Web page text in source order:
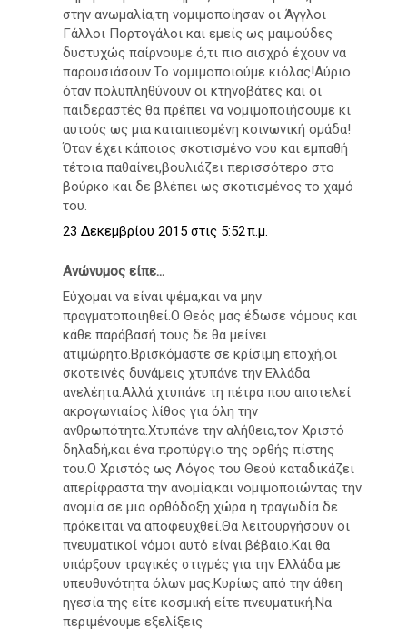
στην ανωμαλία,τη νομιμοποίησαν οι Άγγλοι
Γάλλοι Πορτογάλοι και εμείς ως μαιμούδες
δυστυχώς παίρνουμε ό,τι πιο αισχρό έχουν να
παρουσιάσουν.Το νομιμοποιούμε κιόλας!Αύριο
όταν πολυπληθύνουν οι κτηνοβάτες και οι
παιδεραστές θα πρέπει να νομιμοποιήσουμε κι
αυτούς ως μια καταπιεσμένη κοινωνική ομάδα!
Όταν έχει κάποιος σκοτισμένο νου και εμπαθή
τέτοια παθαίνει,βουλιάζει περισσότερο στο
βούρκο και δε βλέπει ως σκοτισμένος το χαμό
του.
23 Δεκεμβρίου 2015 στις 5:52 π.μ.
Ανώνυμος είπε...
Εύχομαι να είναι ψέμα,και να μην
πραγματοποιηθεί.Ο Θεός μας έδωσε νόμους και
κάθε παράβασή τους δε θα μείνει
ατιμώρητο.Βρισκόμαστε σε κρίσιμη εποχή,οι
σκοτεινές δυνάμεις χτυπάνε την Ελλάδα
ανελέητα.Αλλά χτυπάνε τη πέτρα που αποτελεί
ακρογωνιαίος λίθος για όλη την
ανθρωπότητα.Χτυπάνε την αλήθεια,τον Χριστό
δηλαδή,και ένα προπύργιο της ορθής πίστης
του.Ο Χριστός ως Λόγος του Θεού καταδικάζει
απερίφραστα την ανομία,και νομιμοποιώντας την
ανομία σε μια ορθόδοξη χώρα η τραγωδία δε
πρόκειται να αποφευχθεί.Θα λειτουργήσουν οι
πνευματικοί νόμοι αυτό είναι βέβαιο.Και θα
υπάρξουν τραγικές στιγμές για την Ελλάδα με
υπευθυνότητα όλων μας.Κυρίως από την άθεη
ηγεσία της είτε κοσμική είτε πνευματική.Να
περιμένουμε εξελίξεις